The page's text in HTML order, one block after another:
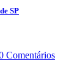
SP
Comentários